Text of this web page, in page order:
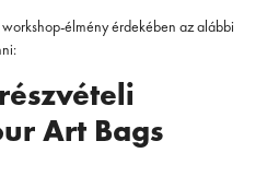
élmény érdekében az alábbi
Art Bags